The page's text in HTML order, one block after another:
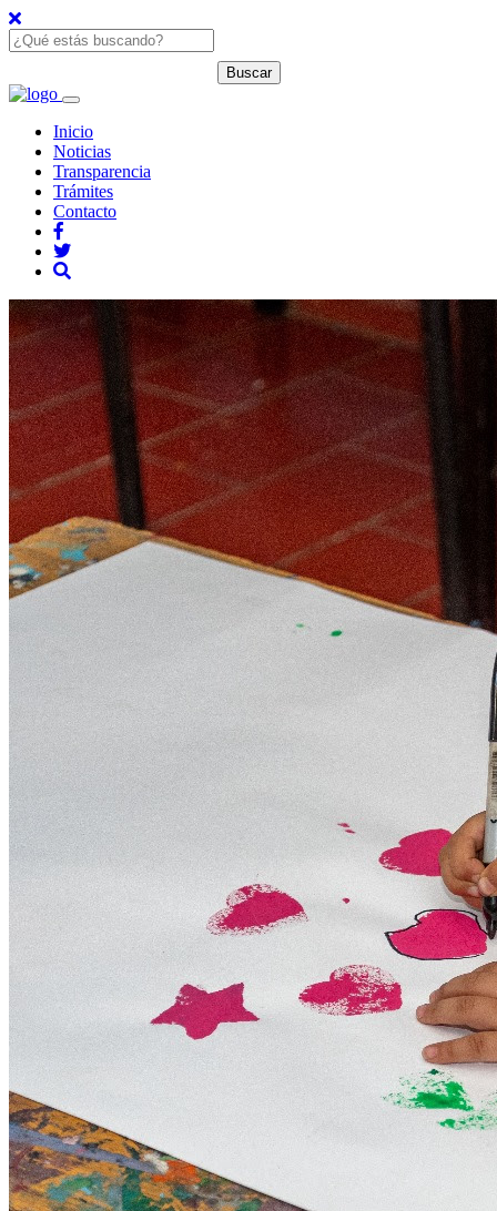
Inicio
Noticias
Transparencia
Trámites
Contacto